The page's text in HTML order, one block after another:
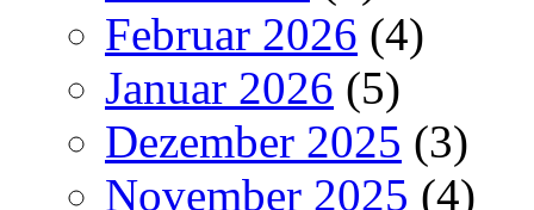
Februar 2026 (4)
Januar 2026 (5)
Dezember 2025 (3)
November 2025 (4)